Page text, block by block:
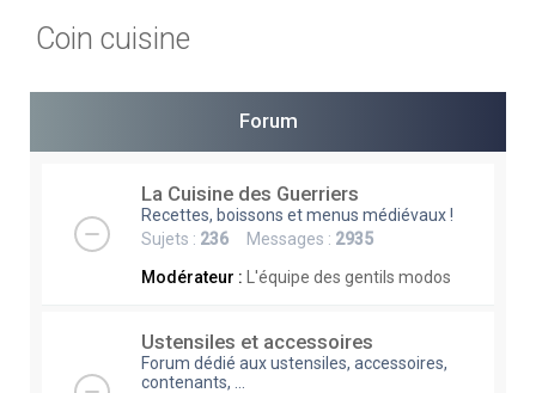
e
c
Coin cuisine
Forum
La Cuisine des Guerriers
Recettes, boissons et menus médiévaux !
Sujets : 236 Messages : 2935
Modérateur :
L'équipe des gentils modos
Ustensiles et accessoires
Forum dédié aux ustensiles, accessoires,
contenants, ...